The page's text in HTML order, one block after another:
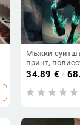
Мъжки
принт,
качулка, цип,
34.89 € /